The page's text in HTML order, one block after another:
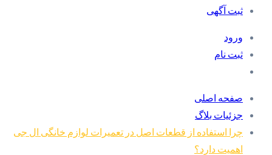
ثبت آگهی
ورود
ثبت نام
صفحه اصلی
جزئیات بلاگ
چرا استفاده از قطعات اصل در تعمیرات لوازم خانگی ال جی
اهمیت دارد؟